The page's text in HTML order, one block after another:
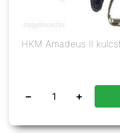
HKM Amadeus II
− +